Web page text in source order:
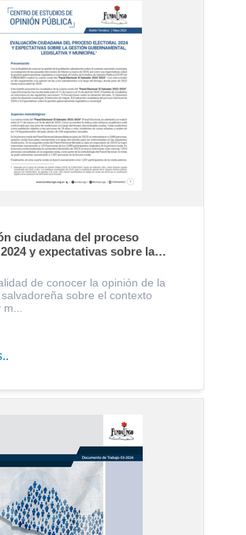
ciudadana del proceso
y expectativas sobre la
legislativa y
de conocer la opinión de la
sobre el contexto